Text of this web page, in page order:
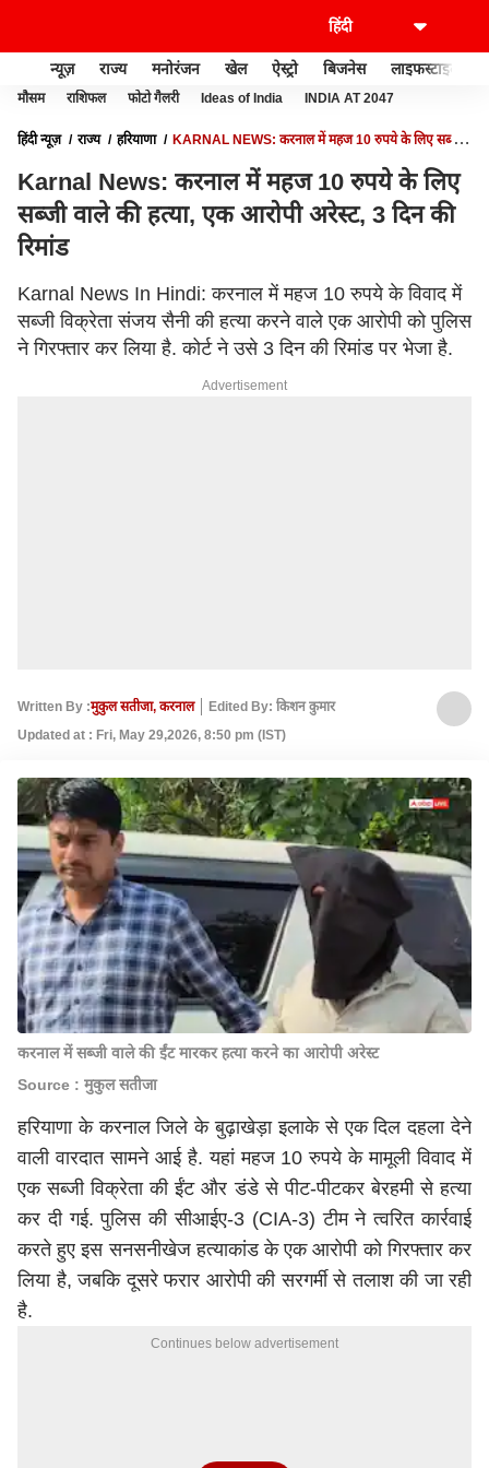
न्यूज़ राज्य मनोरंजन खेल ऐस्ट्रो बिजनेस लाइफस्टाइल
मौसम राशिफल फोटो गैलरी Ideas of India INDIA AT 2047
हिंदी न्यूज़ राज्य हरियाणा
KARNAL NEWS: करनाल में महज 10 रुपये के लिए सब्जी
Karnal News: करनाल में महज 10 रुपये के लिए
सब्जी वाले की हत्या, एक आरोपी अरेस्ट, 3 दिन की
रिमांड
Karnal News In Hindi: करनाल में महज 10 रुपये के विवाद में
सब्जी विक्रेता संजय सैनी की हत्या करने वाले एक आरोपी को पुलिस
ने गिरफ्तार कर लिया है. कोर्ट ने उसे 3 दिन की रिमांड पर भेजा है.
Advertisement
Written By :मुकुल सतीजा, करनाल
Edited By: किशन कुमार
Updated at : Fri, May 29,2026, 8:50 pm (IST)
करनाल में सब्जी वाले की ईंट मारकर हत्या करने का आरोपी अरेस्ट
Source : मुकुल सतीजा
हरियाणा के करनाल जिले के बुढ़ाखेड़ा इलाके से एक दिल दहला देने
वाली वारदात सामने आई है. यहां महज 10 रुपये के मामूली विवाद में
एक सब्जी विक्रेता की ईंट और डंडे से पीट-पीटकर बेरहमी से हत्या
कर दी गई. पुलिस की सीआईए-3 (CIA-3) टीम ने त्वरित कार्रवाई
करते हुए इस सनसनीखेज हत्याकांड के एक आरोपी को गिरफ्तार कर
लिया है, जबकि दूसरे फरार आरोपी की सरगर्मी से तलाश की जा रही
है.
Continues below advertisement